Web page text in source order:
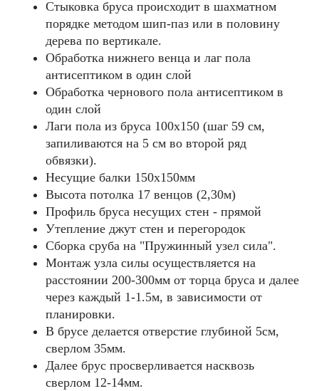
Стыковка бруса происходит в шахматном
порядке методом шип-паз или в половину
дерева по вертикале.
Обработка нижнего венца и лаг пола
антисептиком в один слой
Обработка чернового пола антисептиком в
один слой
Лаги пола из бруса 100х150 (шаг 59 см,
запиливаются на 5 см во второй ряд
обвязки).
Несущие балки 150x150мм
Высота потолка 17 венцов (2,30м)
Профиль бруса несущих стен - прямой
Утепление джут стен и перегородок
Сборка сруба на "Пружинный узел сила".
Монтаж узла силы осуществляется на
расстоянии 200-300мм от торца бруса и далее
через каждый 1-1.5м, в зависимости от
планировки.
В брусе делается отверстие глубиной 5см,
сверлом 35мм.
Далее брус просверливается насквозь
сверлом 12-14мм.